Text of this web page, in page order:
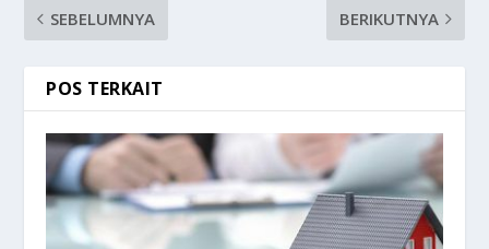
SEBELUMNYA
BERIKUTNYA
POS TERKAIT